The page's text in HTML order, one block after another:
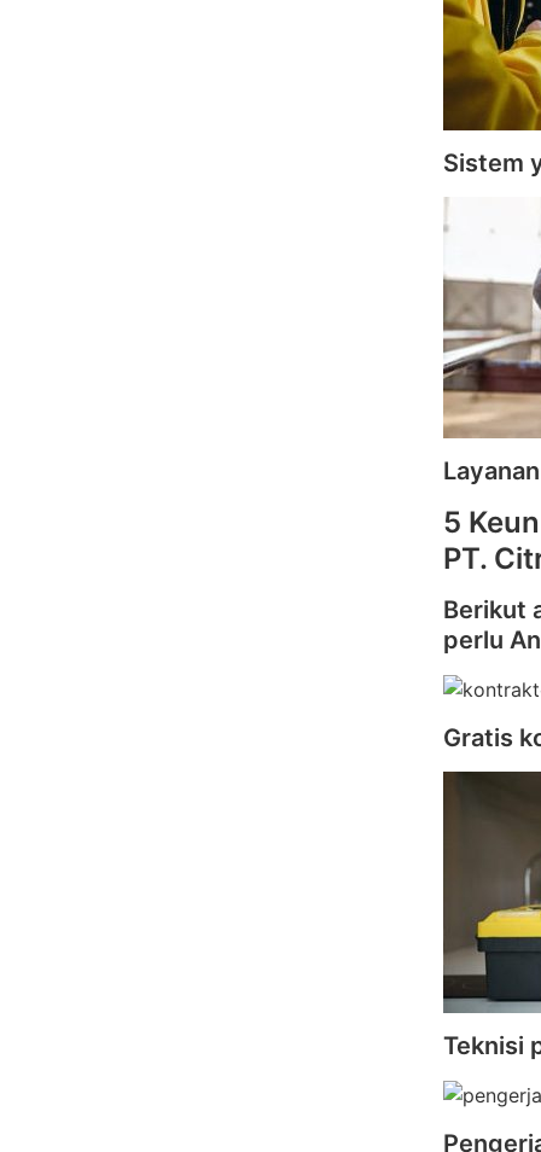
Sistem
5
PT.
Berikut
perlu
Gratis
Teknisi